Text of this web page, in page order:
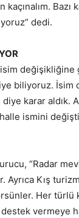
Bazı
dedi.
değişikliğine
biliyoruz. İsim
karar aldık.
ismini
“Radar
Ayrıca Kış
Her türlü
vermeye